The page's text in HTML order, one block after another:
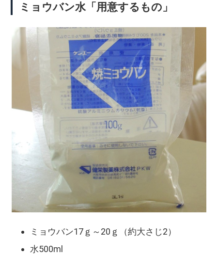
ミョウバン水「用意するもの」
ミョウバン17ｇ～20ｇ（約大さじ2）
水500ml